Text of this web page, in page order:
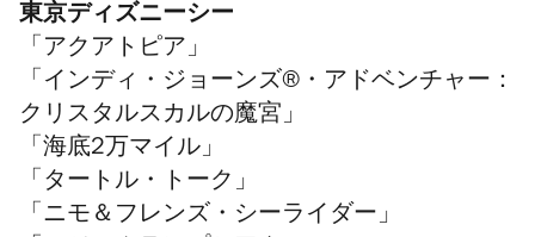
東京ディズニーシー
「アクアトピア」
「インディ・ジョーンズ® ・アドベンチャー：
クリスタルスカルの魔宮」
「海底2万マイル」
「タートル・トーク」
「ニモ＆フレンズ・シーライダー」